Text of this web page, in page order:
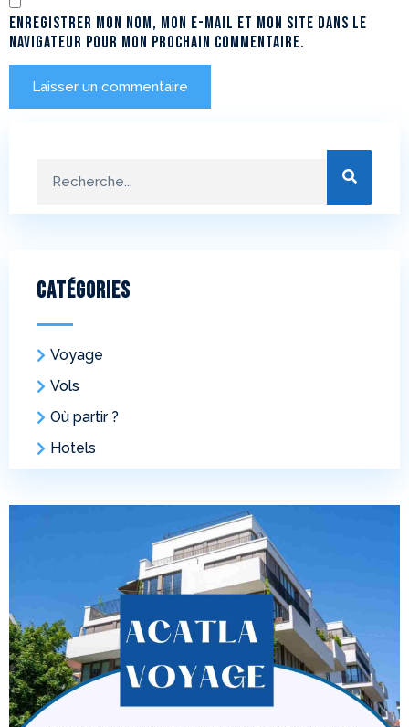
Enregistrer mon nom, mon e-mail et mon site dans le
navigateur pour mon prochain commentaire.
Catégories
Voyage
Vols
Où partir ?
Hotels